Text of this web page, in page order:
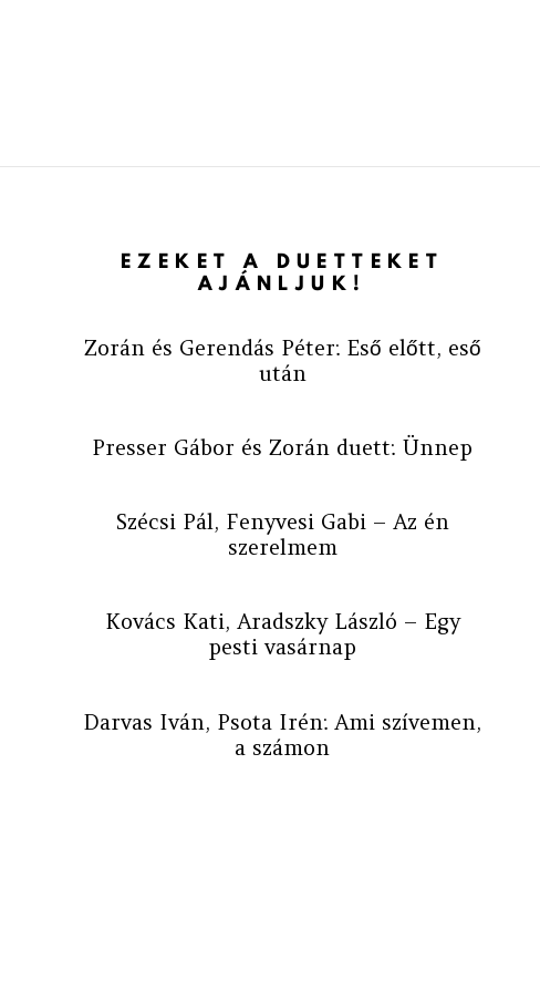
EZEKET A DUETTEKET
AJÁNLJUK!
Zorán és Gerendás Péter: Eső előtt, eső
után
Presser Gábor és Zorán duett: Ünnep
Szécsi Pál, Fenyvesi Gabi – Az én
szerelmem
Kovács Kati, Aradszky László – Egy
pesti vasárnap
Darvas Iván, Psota Irén: Ami szívemen,
a számon